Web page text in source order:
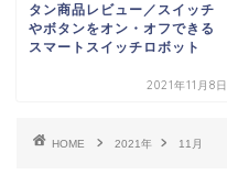
タン商品レビュー／スイッチ
やボタンをオン・オフできる
スマートスイッチロボット
2021年11月8日
HOME 2021年 11月